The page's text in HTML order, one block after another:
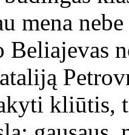
mena
Beliajevas
kliūtis,